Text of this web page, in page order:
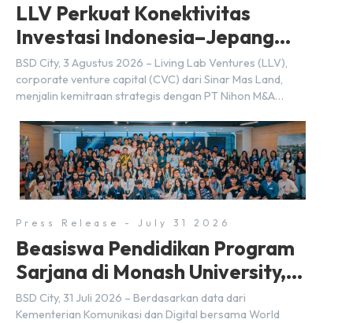
LLV Perkuat Konektivitas
Investasi Indonesia–Jepang
(FDI) pada 2025
BSD City, 3 Agustus 2026 – Living Lab Ventures (LLV),
corporate venture capital (CVC) dari Sinar Mas Land,
menjalin kemitraan strategis dengan PT Nihon M&A
Holdings Inc. Kemitraan tersebut ditandai dengan
penandatanganan Memorandum of Understanding
(MoU) oleh Bayu Seto (Partner at Living Lab Ventures)
dan Kosuke Kawata […]
Press Release - July 31 2026
Beasiswa Pendidikan Program
Sarjana di Monash University,
BSD City
BSD City, 31 Juli 2026 – Berdasarkan data dari
Kementerian Komunikasi dan Digital bersama World